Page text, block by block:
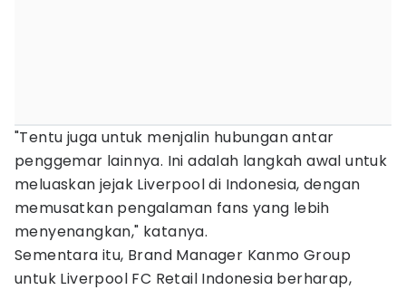
"Tentu juga untuk menjalin hubungan antar
penggemar lainnya. Ini adalah langkah awal untuk
meluaskan jejak Liverpool di Indonesia, dengan
memusatkan pengalaman fans yang lebih
menyenangkan," katanya.
Sementara itu, Brand Manager Kanmo Group
untuk Liverpool FC Retail Indonesia berharap,